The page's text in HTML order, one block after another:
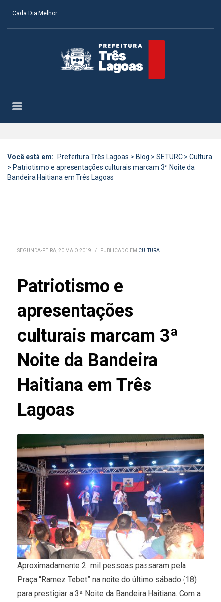
Cada Dia Melhor
Você está em: Prefeitura Três Lagoas > Blog > SETURC > Cultura
> Patriotismo e apresentações culturais marcam 3ª Noite da
Bandeira Haitiana em Três Lagoas
SEGUNDA-FEIRA, 20 MAIO 2019 / PUBLICADO EM CULTURA
Patriotismo e
apresentações
culturais marcam 3ª
Noite da Bandeira
Haitiana em Três
Lagoas
Aproximadamente 2 mil pessoas passaram pela
Praça “Ramez Tebet” na noite do último sábado (18)
para prestigiar a 3ª Noite da Bandeira Haitiana. Com a